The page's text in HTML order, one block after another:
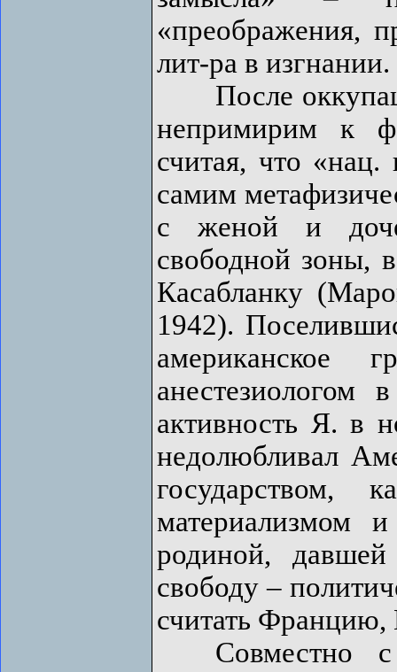
«преображения,
лит-pa в
После
непримирим к
считая, что «нац.
самим
с женой и
свободной зоны,
Касабланку
1942).
американское
анестезиологом
активность Я. в
недолюбливал
материализмом
родиной,
свободу –
считать
Совместно с